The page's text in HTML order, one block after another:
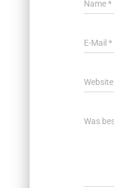
Name*
E-Mail *
Website
Was